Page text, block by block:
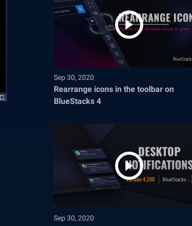
Sep 30, 2020
Rearrange icons in the toolbar on
BlueStacks 4
Sep 30, 2020